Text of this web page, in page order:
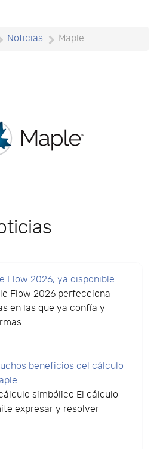
Noticias Maple
Flow 2026, ya disponible
Flow 2026 perfecciona
en las que ya confía y
beneficios del cálculo
simbólico El cálculo
expresar y resolver